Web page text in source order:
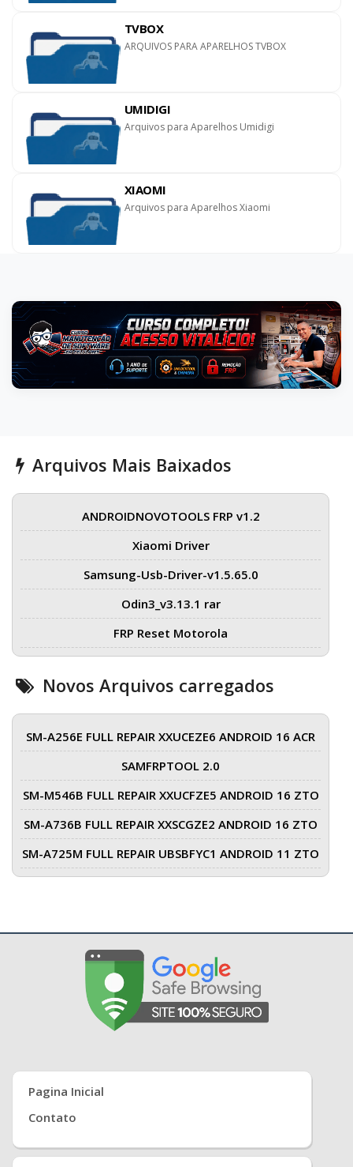
TVBOX
ARQUIVOS PARA APARELHOS TVBOX
UMIDIGI
Arquivos para Aparelhos Umidigi
XIAOMI
Arquivos para Aparelhos Xiaomi
Arquivos Mais Baixados
ANDROIDNOVOTOOLS FRP v1.2
Xiaomi Driver
Samsung-Usb-Driver-v1.5.65.0
Odin3_v3.13.1 rar
FRP Reset Motorola
Novos Arquivos carregados
SM-A256E FULL REPAIR XXUCEZE6 ANDROID 16 ACR
SAMFRPTOOL 2.0
SM-M546B FULL REPAIR XXUCFZE5 ANDROID 16 ZTO
SM-A736B FULL REPAIR XXSCGZE2 ANDROID 16 ZTO
SM-A725M FULL REPAIR UBSBFYC1 ANDROID 11 ZTO
Pagina Inicial
Contato